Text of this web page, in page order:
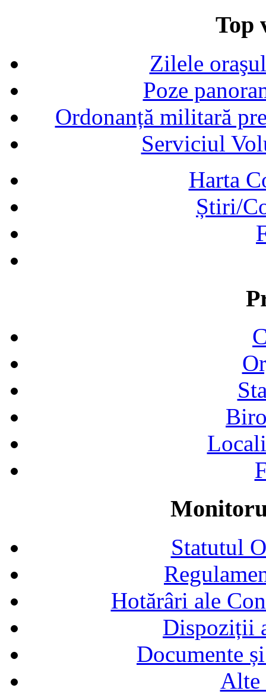
Top
Zilele
Poze
Ordonanță militară
Serviciul
Harta
Știri/
Statutul
Hotărâri ale
Dispoziții
Documente
Alte